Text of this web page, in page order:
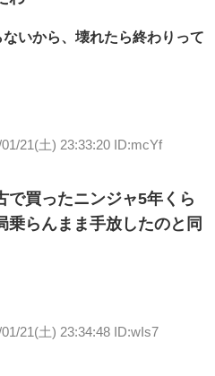
いから、壊れたら終わりって
01/21(土) 23:33:20 ID:mcYf
で買ったニンジャ5年くら
乗らんまま手放したのと同
01/21(土) 23:34:48 ID:wIs7